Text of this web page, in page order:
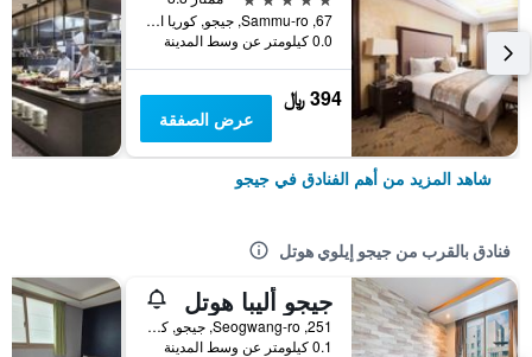
67, Sammu-ro, جيجو, كوريا الجنوبية
0.0 كيلومتر عن وسط المدينة
394 ﷼
عرض الصفقة
شاهد المزيد من أهم الفنادق في جيجو
فنادق بالقرب من جيجو إيلوي هوتل
جيجو أليبا هوتل
251, Seogwang-ro, جيجو, كوريا الجنوبية
0.1 كيلومتر عن وسط المدينة